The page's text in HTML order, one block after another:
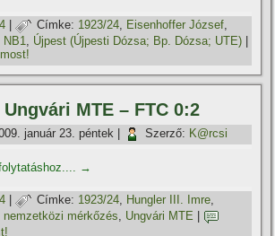
| Címke: 1923/24, Eisenhoffer József,
NB1 Újpest (Újpesti Dózsa; Bp. Dózsa; UTE)
Ungvári MTE – FTC 0:2
január 23. péntek Szerző: K@rcsi
→
| Címke: 1923/24, Hungler III. Imre,
nemzetközi mérkőzés, Ungvári MTE